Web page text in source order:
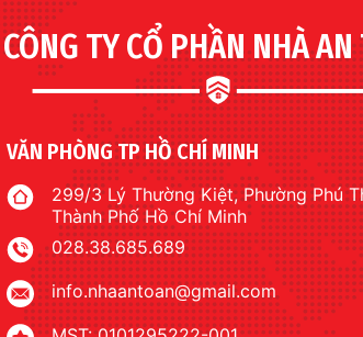
CÔNG TY CỔ PHẦN NHÀ AN
VĂN PHÒNG TP HỒ CHÍ MINH
299/3 Lý Thường Kiệt, Phường Phú
Thành Phố Hồ Chí Minh
028.38.685.689
info.nhaantoan@gmail.com